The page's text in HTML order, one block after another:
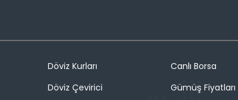
Döviz Kurları
Döviz Çevirici
Canlı Borsa
Gümüş Fiyatları